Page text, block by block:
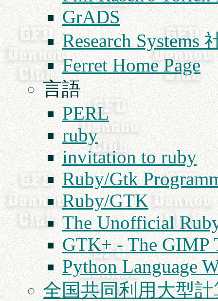
GrADS
Research
Ferret Home Page
言語
PERL
ruby
invitation to ruby
Ruby/Gtk
Ruby/GTK
The Unofficial
GTK+ - The GIMP
Python Language
全国共同利用大型